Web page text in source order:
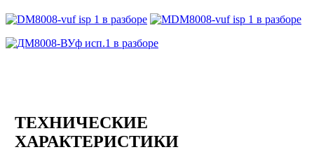
ТЕХНИЧЕСКИЕ
ХАРАКТЕРИСТИКИ